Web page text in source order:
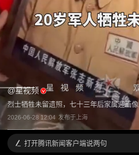
@星视频
烈士牺牲未留遗照，七十三年后家属迎画像
2026-06-28 12:04 发布于上海
打开腾讯新闻客户端说两句